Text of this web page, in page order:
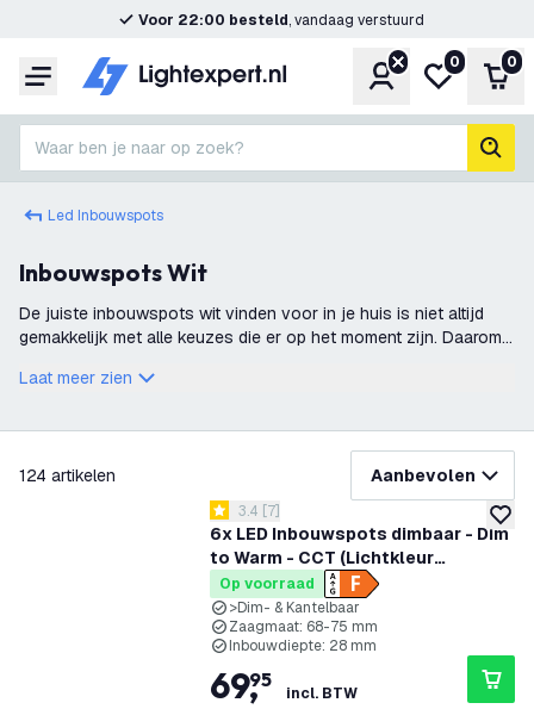
Voor 22:00 besteld, vandaag verstuurd
Menu Account
Mijn
0 0
Waar ben je naar op zoek?
Led Inbouwspots
Inbouwspots Wit
De juiste inbouwspots wit vinden voor in je huis is niet altijd
gemakkelijk met alle keuzes die er op het moment zijn. Daarom
een nieuwe
Laat meer zien
124 artikelen Aanbevolen
6x LED Inbouwspots dimbaar - Dim
to Warm - CCT (Lichtkleur
instelbaar) - 5W/7W - IP65 - Wit -
Kantelbaar - Aluminium - 5 jaar
garantie
reviews drawer openen
3.4 score sterren
3.4 [7]
Op voorraad
>Dim- & Kantelbaar
Zaagmaat: 68-75 mm
Inbouwdiepte: 28 mm
69,
95
incl. BTW
filteren